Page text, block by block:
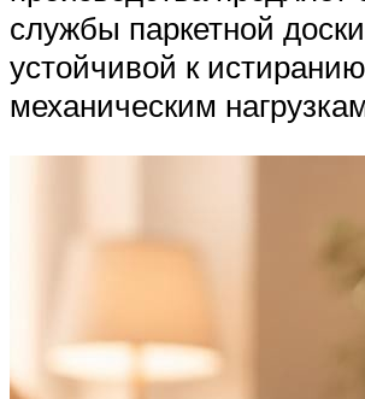
службы паркетной
устойчивой к
механическим